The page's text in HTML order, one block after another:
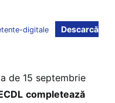
digitale
Descarcă
de 15 septembrie
completează